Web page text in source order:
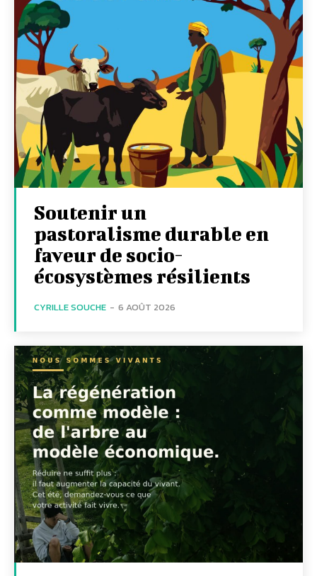
Soutenir un
pastoralisme durable en
faveur de socio-
écosystèmes résilients
CYRILLE SOUCHE - 6 AOÛT 2026